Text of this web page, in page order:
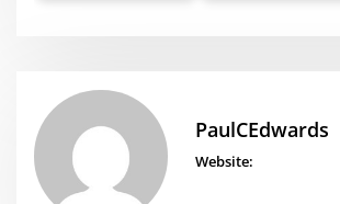
PaulCEdwards
Website: